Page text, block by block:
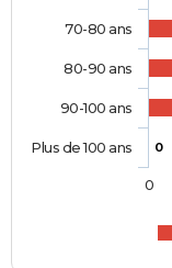
0
70-80 ans
80-90 ans
90-100 ans
Plus de 100 ans
0